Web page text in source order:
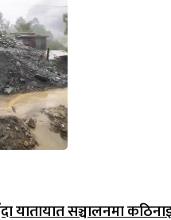
यातायात सञ्चालनमा